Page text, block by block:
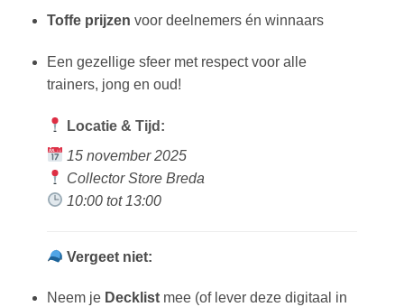
Toffe prijzen voor deelnemers én winnaars
Een gezellige sfeer met respect voor alle
trainers, jong en oud!
Locatie & Tijd:
15 november 2025
Collector Store Breda
10:00 tot 13:00
Vergeet niet:
Neem je Decklistmee (of lever deze digitaal in